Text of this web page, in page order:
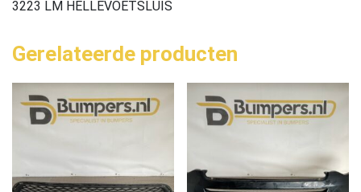
3223 LM HELLEVOETSLUIS
Gerelateerde producten